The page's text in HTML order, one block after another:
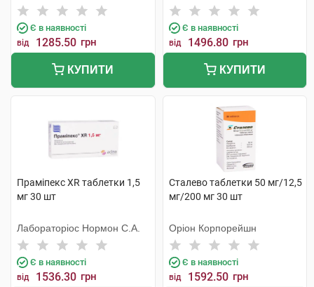
Є в наявності
від 1285.50 грн
КУПИТИ
Є в наявності
від 1496.80 грн
КУПИТИ
Праміпекс XR таблетки 1,5
мг 30 шт
Лабораторіос Нормон С.А.
Є в наявності
від 1536.30 грн
Сталево таблетки 50 мг/12,5
мг/200 мг 30 шт
Оріон Корпорейшн
Є в наявності
від 1592.50 грн